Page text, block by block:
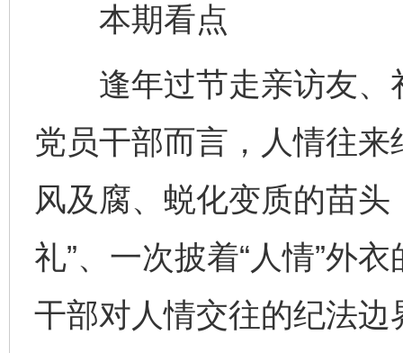
本期看点
逢年过节走亲访友、
党员干部而言，人情往来
风及腐、蜕化变质的苗
礼”、一次披着“人情”外
干部对人情交往的纪法